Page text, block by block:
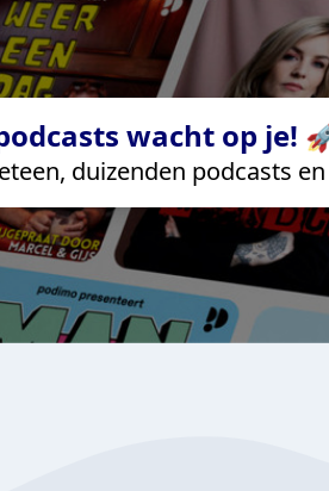
wacht op je!
duizenden podcasts